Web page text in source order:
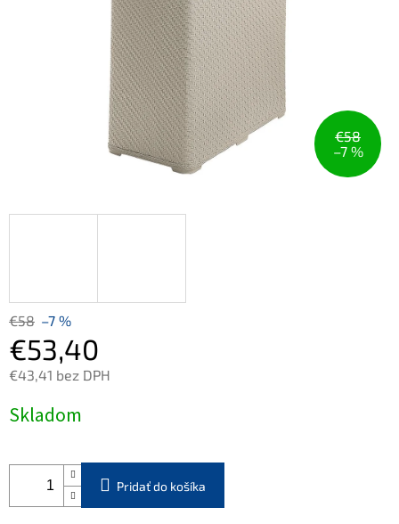
€58
–7 %
€58 –7 %
€53,40
€43,41 bez DPH
cena:
Skladom
Pridať do košíka